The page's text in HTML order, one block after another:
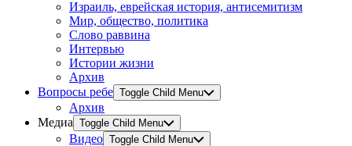
Израиль, еврейская история, антисемитизм
Мир, общество, политика
Слово раввина
Интервью
Истории жизни
Архив
Вопросы ребе Toggle Child Menu
Архив
Медиа Toggle Child Menu
Видео Toggle Child Menu